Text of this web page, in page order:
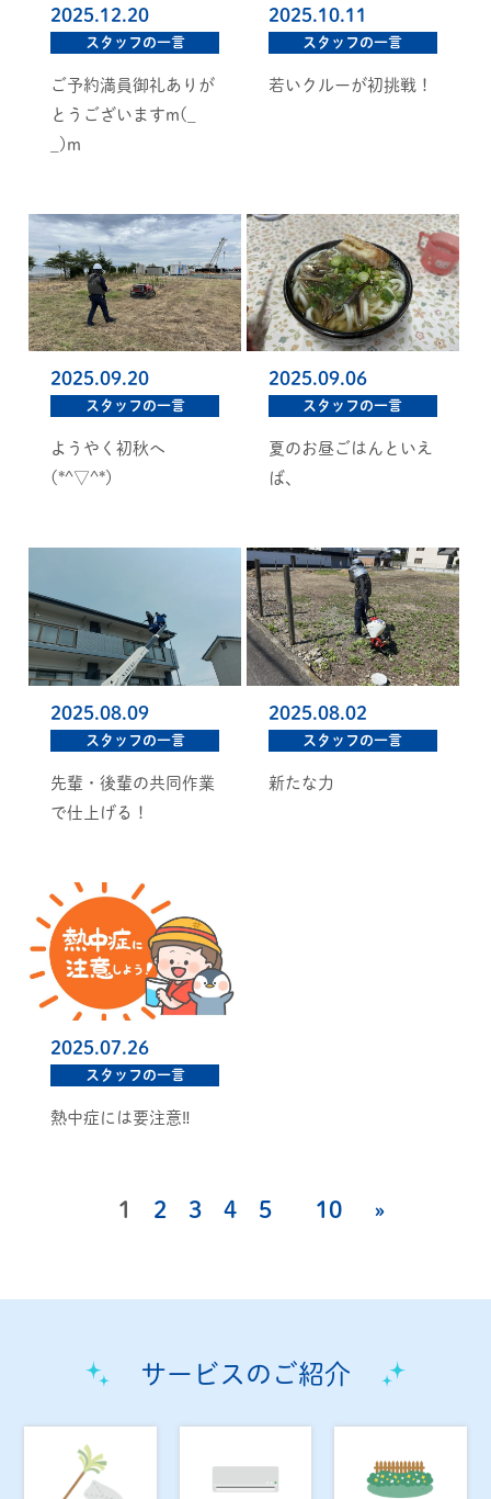
2025.12.20
スタッフの一言
ご予約満員御礼ありが
とうございますm(_
_)m
2025.10.11
スタッフの一言
若いクルーが初挑戦！
2025.09.20
スタッフの一言
ようやく初秋へ
(*^▽^*)
2025.09.06
スタッフの一言
夏のお昼ごはんといえ
ば、
2025.08.09
スタッフの一言
先輩・後輩の共同作業
で仕上げる！
2025.08.02
スタッフの一言
新たな力
2025.07.26
スタッフの一言
熱中症には要注意‼️
1 2 3 4 5 10 »
サービスのご紹介